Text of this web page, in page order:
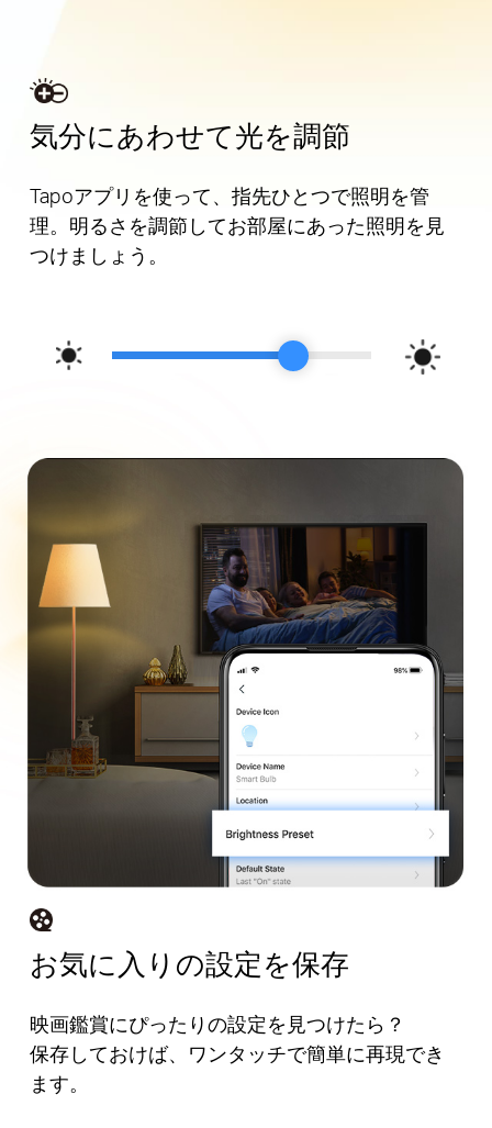
気分にあわせて光を調節
Tapoアプリを使って、指先ひとつで照明を管
理。明るさを調節してお部屋にあった照明を見
つけましょう。
お気に入りの設定を保存
映画鑑賞にぴったりの設定を見つけたら？
保存しておけば、ワンタッチで簡単に再現でき
ます。